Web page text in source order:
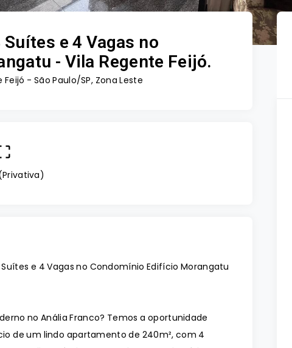
e 4 Vagas no
- Vila Regente Feijó.
Feijó - São Paulo/SP, Zona Leste
Privativa)
e 4 Vagas no Condomínio Edifício Morangatu
no Anália Franco? Temos a oportunidade
de um lindo apartamento de 240m², com 4